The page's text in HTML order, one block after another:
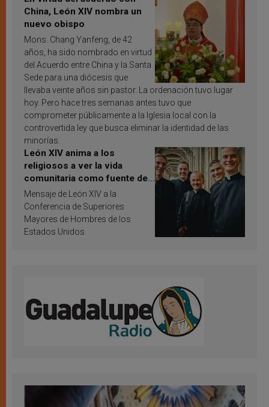
China, León XIV nombra un
nuevo obispo
Mons. Chang Yanfeng, de 42
años, ha sido nombrado en virtud
del Acuerdo entre China y la Santa
Sede para una diócesis que
llevaba veinte años sin pastor. La ordenación tuvo lugar
hoy. Pero hace tres semanas antes tuvo que
comprometer públicamente a la Iglesia local con la
controvertida ley que busca eliminar la identidad de las
minorías.
León XIV anima a los
religiosos a ver la vida
comunitaria como fuente de
inspiración y santificación
Mensaje de León XIV a la
Conferencia de Superiores
Mayores de Hombres de los
Estados Unidos